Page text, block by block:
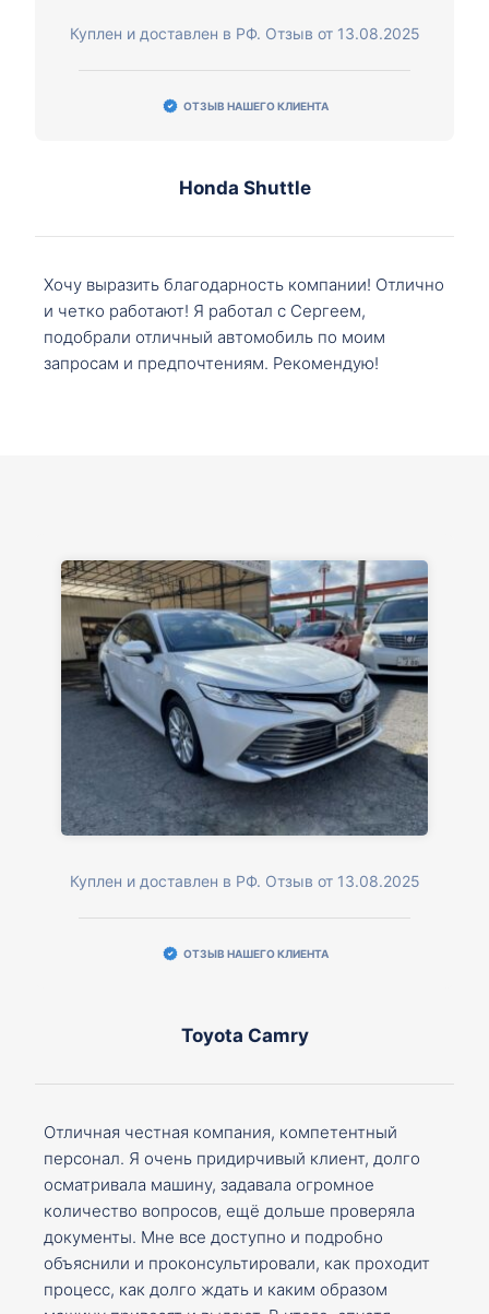
Куплен и доставлен в РФ. Отзыв от 13.08.2025
ОТЗЫВ НАШЕГО КЛИЕНТА
Honda Shuttle
Хочу выразить благодарность компании! Отлично
и четко работают! Я работал с Сергеем,
подобрали отличный автомобиль по моим
запросам и предпочтениям. Рекомендую!
Куплен и доставлен в РФ. Отзыв от 13.08.2025
ОТЗЫВ НАШЕГО КЛИЕНТА
Toyota Camry
Отличная честная компания, компетентный
персонал. Я очень придирчивый клиент, долго
осматривала машину, задавала огромное
количество вопросов, ещё дольше проверяла
документы. Мне все доступно и подробно
объяснили и проконсультировали, как проходит
процесс, как долго ждать и каким образом